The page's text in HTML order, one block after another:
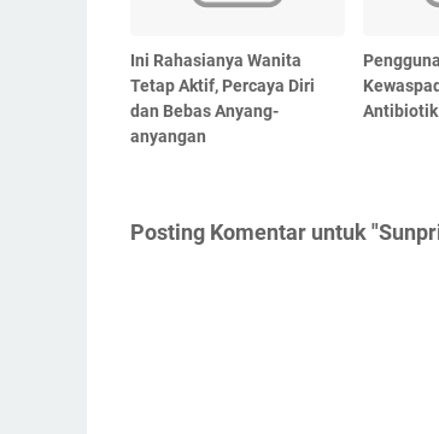
Ini Rahasianya Wanita
Tetap Aktif, Percaya Diri
dan Bebas Anyang-
anyangan
Antibiotik
Posting Komentar untuk